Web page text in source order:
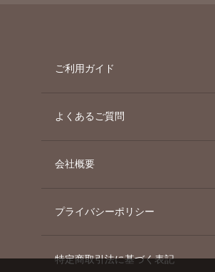
ご利用ガイド
よくあるご質問
会社概要
プライバシーポリシー
特定商取引法に基づく表記